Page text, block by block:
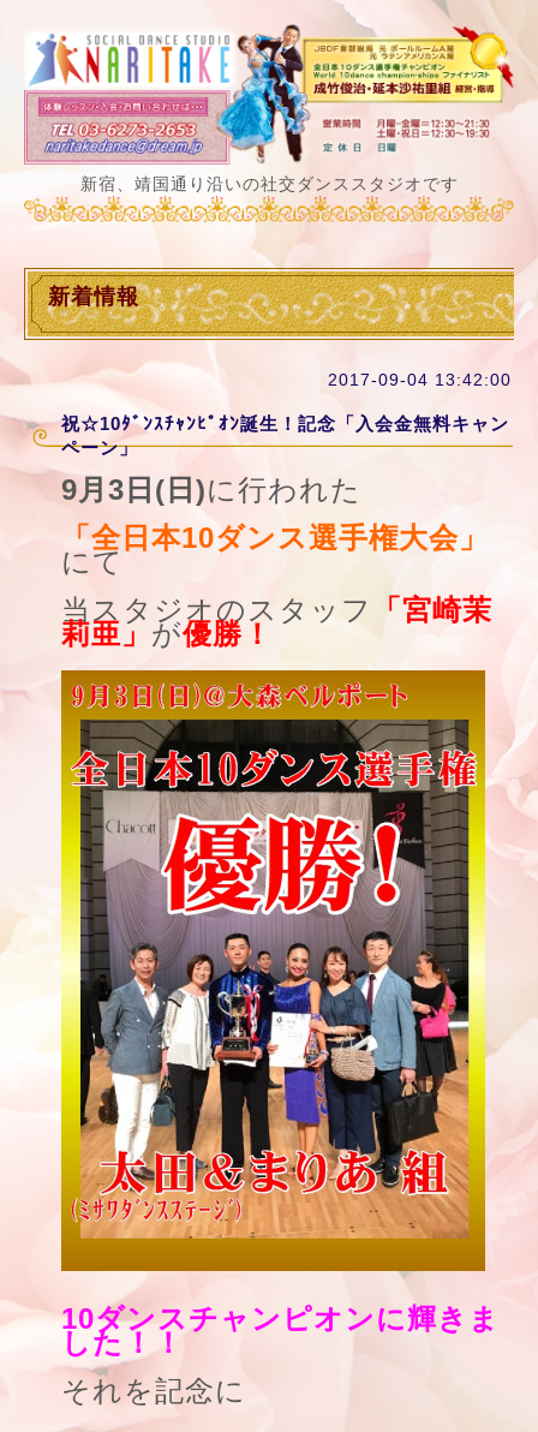
新宿、靖国通り沿いの社交ダンススタジオです
新着情報
2017-09-04 13:42:00
祝☆10ﾀﾞﾝｽﾁｬﾝﾋﾟｵﾝ誕生！記念「入会金無料キャン
ペーン」
9月3日(日)に行われた
「全日本10ダンス選手権大会」
にて
当スタジオのスタッフ
「宮崎茉
莉亜」 が優勝！
10ダンスチャンピオンに輝きま
した！！
それを記念に